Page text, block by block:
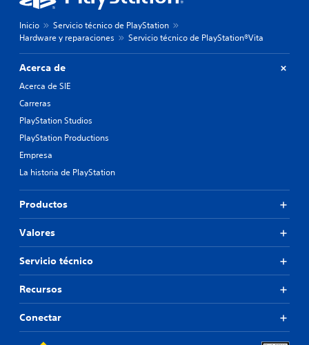
Inicio
Servicio técnico de PlayStation
Hardware y reparaciones
Servicio técnico de PlayStation®Vita
Acerca de
Acerca de SIE
Carreras
PlayStation Studios
PlayStation Productions
Empresa
La historia de PlayStation
Productos
Valores
Servicio técnico
Recursos
Conectar